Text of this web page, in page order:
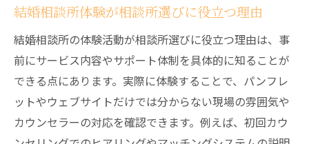
結婚相談所体験が相談所選びに役立つ理由
結婚相談所の体験活動が相談所選びに役立つ理由は、事
前にサービス内容やサポート体制を具体的に知ることが
できる点にあります。実際に体験することで、パンフレ
ットやウェブサイトだけでは分からない現場の雰囲気や
カウンセラーの対応を確認できます。例えば、初回カウ